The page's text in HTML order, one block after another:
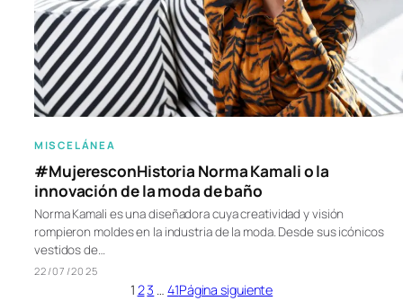
MISCELÁNEA
#MujeresconHistoria Norma Kamali o la
innovación de la moda de baño
Norma Kamali es una diseñadora cuya creatividad y visión
rompieron moldes en la industria de la moda. Desde sus icónicos
vestidos de…
22/07/2025
1 23 … 41Página siguiente